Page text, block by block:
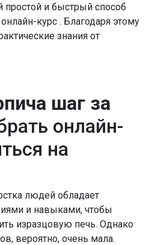
простой и быстрый способ
курс . Благодаря этому
знания от
шаг за
онлайн-
на
людей обладает
и навыками, чтобы
изразцовую печь. Однако
вероятно, очень мала.